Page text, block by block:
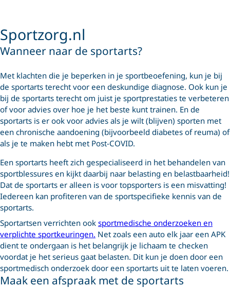
Sportzorg.nl
Wanneer naar de sportarts?
Met klachten die je beperken in je sportbeoefening, kun je bij
de sportarts terecht voor een deskundige diagnose. Ook kun je
bij de sportarts terecht om juist je sportprestaties te verbeteren
of voor advies over hoe je het beste kunt trainen. En de
sportarts is er ook voor advies als je wilt (blijven) sporten met
een chronische aandoening (bijvoorbeeld diabetes of reuma) of
als je te maken hebt met Post-COVID.
Een sportarts heeft zich gespecialiseerd in het behandelen van
sportblessures en kijkt daarbij naar belasting en belastbaarheid!
Dat de sportarts er alleen is voor topsporters is een misvatting!
Iedereen kan profiteren van de sportspecifieke kennis van de
sportarts.
Sportartsen verrichten ook sportmedische onderzoeken en
verplichte sportkeuringen. Net zoals een auto elk jaar een APK
dient te ondergaan is het belangrijk je lichaam te checken
voordat je het serieus gaat belasten. Dit kun je doen door een
sportmedisch onderzoek door een sportarts uit te laten voeren.
Maak een afspraak met de sportarts